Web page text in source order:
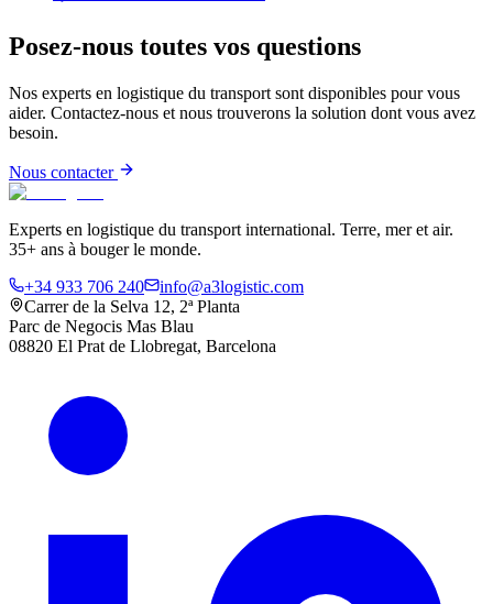
Posez-nous toutes vos questions
Nos experts en logistique du transport sont disponibles pour vous
aider. Contactez-nous et nous trouverons la solution dont vous avez
besoin.
Nous contacter
Experts en logistique du transport international. Terre, mer et air.
35+ ans à bouger le monde.
+34 933 706 240
info@a3logistic.com
Carrer de la Selva 12, 2ª Planta
Parc de Negocis Mas Blau
08820 El Prat de Llobregat, Barcelona